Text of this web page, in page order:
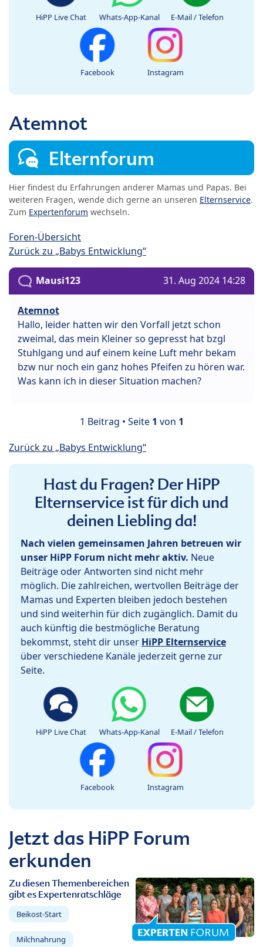
HiPP Live Chat Whats-App-Kanal E-Mail / Telefon
Facebook Instagram
Atemnot
Elternforum
Hier findest du Erfahrungen anderer Mamas und Papas. Bei
weiteren Fragen, wende dich gerne an unseren Elternservice.
Zum Expertenforum wechseln.
Foren-Übersicht
Zurück zu „Babys Entwicklung“
Mausi123 31. Aug 2024 14:28
Atemnot
Hallo, leider hatten wir den Vorfall jetzt schon
zweimal, das mein Kleiner so gepresst hat bzgl
Stuhlgang und auf einem keine Luft mehr bekam
bzw nur noch ein ganz hohes Pfeifen zu hören war.
Was kann ich in dieser Situation machen?
1 Beitrag • Seite 1 von 1
Zurück zu „Babys Entwicklung“
Hast du Fragen? Der HiPP
Elternservice ist für dich und
deinen Liebling da!
Nach vielen gemeinsamen Jahren betreuen wir
unser HiPP Forum nicht mehr aktiv. Neue
Beiträge oder Antworten sind nicht mehr
möglich. Die zahlreichen, wertvollen Beiträge der
Mamas und Experten bleiben jedoch bestehen
und sind weiterhin für dich zugänglich. Damit du
auch künftig die bestmögliche Beratung
bekommst, steht dir unser HiPP Elternservice
über verschiedene Kanäle jederzeit gerne zur
Seite.
HiPP Live Chat Whats-App-Kanal E-Mail / Telefon
Facebook Instagram
Jetzt das HiPP Forum
erkunden
Zu diesen Themenbereichen
gibt es Expertenratschläge
Beikost-Start
Milchnahrung